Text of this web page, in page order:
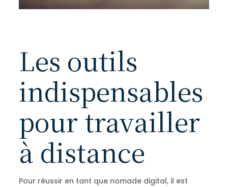
Les outils
indispensables
pour travailler
à distance
Pour réussir en tant que nomade digital, il est